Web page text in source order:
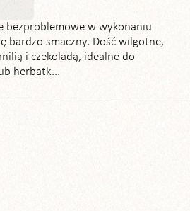
bezproblemowe w wykonaniu
bardzo smaczny. Dość wilgotne,
i czekoladą, idealne do
herbatk...